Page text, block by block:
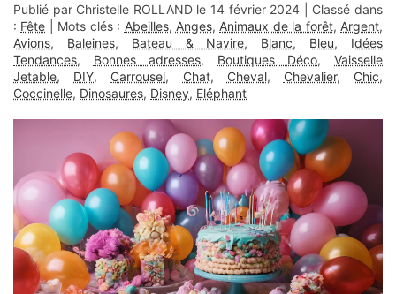
Publié par Christelle ROLLAND le 14 février 2024
| Classé dans
: Fête | Mots clés : Abeilles, Anges, Animaux de la forêt, Argent,
Avions, Baleines, Bateau & Navire, Blanc, Bleu, Idées
Tendances, Bonnes adresses, Boutiques Déco,Vaisselle
Jetable, DIY, Carrousel, Chat, Cheval, Chevalier, Chic,
Coccinelle, Dinosaures, Disney, Eléphant